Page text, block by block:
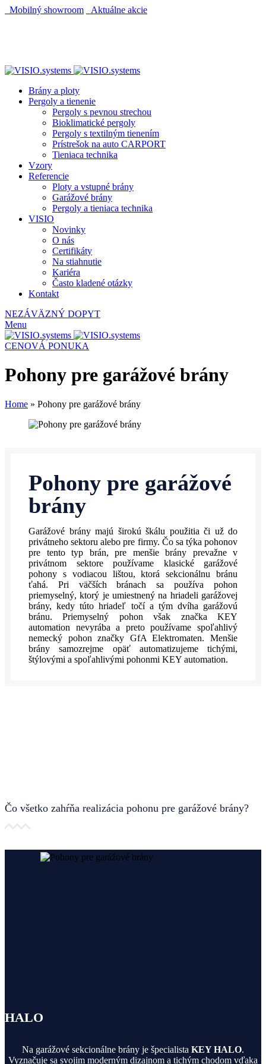
Mobilný showroom
Aktuálne akcie
Brány a ploty
Pergoly a tienenie
Pergoly s pevnou strechou
Bioklimatické pergoly
Pergoly s textilným tienením
Prístrešok na auto CARPORT
Tieniaca technika
Vzory
Referencie
Ploty a vstupné brány
Garážové brány
Pergoly a tieniaca technika
VISIO
Novinky
O nás
Certifikáty
Na stiahnutie
Kariéra
Často kladené otázky
Kontakt
NEZÁVÄZNÝ DOPYT
Menu
CENOVÁ PONUKA
Pohony pre garážové brány
Home » Pohony pre garážové brány
Pohony pre garážové
brány
Garážové brány majú širokú škálu použitia či už do
privátneho sektoru alebo pre firmy. Čo sa týka pohonov
pre tento typ brán, pre menšie brány prevažne v
privátnom sektore používame klasické garážové
pohony s vodiacou lištou, ktorá sekcionálnu bránu
ťahá. Pri väčších bránach sa používa pohon
priemyselný, ktorý je umiestnený na hriadeli garážovej
brány, kedy túto hriadeľ točí a tým dvíha garážovú
bránu. Priemyselný pohon však značka KEY
automation nevyrába a preto používame spoľahlivý
nemecký pohon značky GfA Elektromaten. Menšie
brány samozrejme opäť automatizujeme tichými,
štýlovými a spoľahlivými pohonmi KEY automation.
Čo všetko zahŕňa realizácia pohonu pre garážové brány?
HALO
Na garážové sekcionálne brány je špecialista KEY HALO.
Vyznačuje sa svojim moderným dizajnom a tichým chodom vďaka